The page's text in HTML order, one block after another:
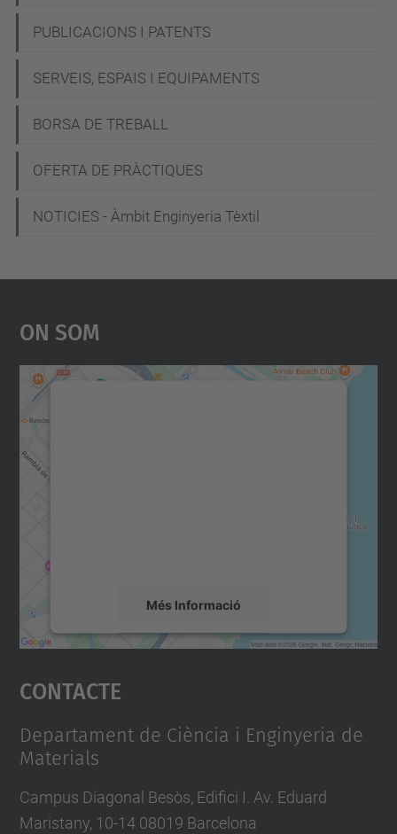
g
a
i
ó
PUBLICACIONS I PATENTS
SERVEIS, ESPAIS I EQUIPAMENTS
BORSA DE TREBALL
OFERTA DE PRÀCTIQUES
NOTICIES - Àmbit Enginyeria Tèxtil
On Som
Més Informació
Accepta
powered by
Contacte
Departament de Ciència i Enginyeria de
Materials
Campus Diagonal Besòs, Edifici I. Av. Eduard
Maristany, 10-14 08019 Barcelona